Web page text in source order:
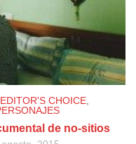
EDITOR'S CHOICE,
de no-sitios